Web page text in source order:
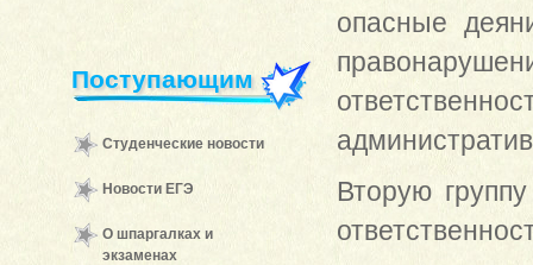
Поступающим
Студенческие новости
Новости ЕГЭ
О шпаргалках и
экзаменах
опасные
Вторую